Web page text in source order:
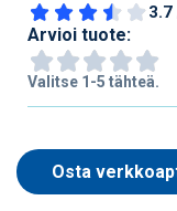
3.7
Arvioi tuote:
Valitse 1-5 tähteä.